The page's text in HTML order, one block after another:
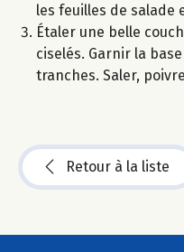
les feuilles de salade
Étaler une belle
ciselés. Garnir la
tranches. Saler,
Retour à la liste